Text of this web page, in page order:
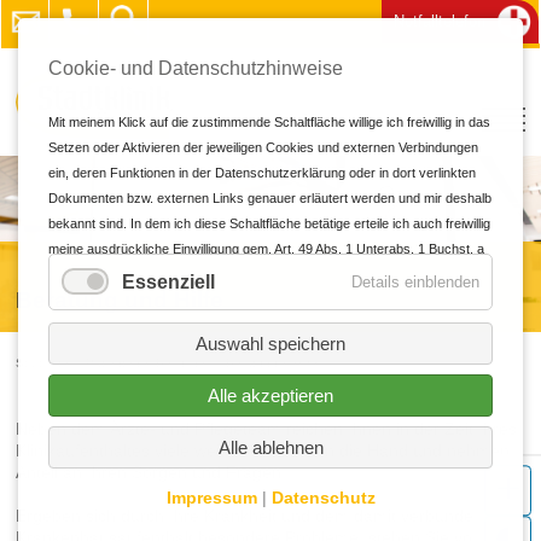
Notfalltelefon
Beratung
Startseite Patienten & Besucher Beratung & Hilfe
Neben dem Ärzte- und Pflegeteam reichen Ihnen in der Zeit Ihres
Klinikaufenthaltes viele weitere Menschen die Hand und nehmen
Anteil an Ihren Sorgen und Fragen.
Ergeben sich durch Ihre Krankheit und dem damit verbundenen
Krankenhausaufenthalt besondere Probleme, stehen Sie vor
Cookie- und Datenschutzhinweise
Mit meinem Klick auf die zustimmende Schaltfläche willige ich freiwillig in das
Setzen oder Aktivieren der jeweiligen Cookies und externen Verbindungen
ein, deren Funktionen in der Datenschutzerklärung oder in dort verlinkten
Dokumenten bzw. externen Links genauer erläutert werden und mir deshalb
bekannt sind. In dem ich diese Schaltfläche betätige erteile ich auch freiwillig
meine ausdrückliche Einwilligung gem. Art. 49 Abs. 1 Unterabs. 1 Buchst. a
DS-GVO in personalisierte Werbung und für andere Datenübermittlungen in
Drittländer zu den und durch die in der Datenschutzerklärung genannten
Unternehmen und Zwecke, insbesondere für solche Übermittlungen an
Drittländer für die ein oder kein Angemessenheitsbeschluss der EU/EWR
vorliegt sowie an Unternehmen oder sonstige Stellen, die einem
bestehenden Angemessenheitsbeschluss nicht aufgrund einer
Selbstzertifizierung oder anderer Beitrittskriterien unterfallen, und in denen
oder für die erhebliche Risiken und keine geeigneten Garantien für den
FISA, Executive Order EO12333 und dem CloudAct in den USA). Bei
Essenziell Details einblenden
Auswahl speichern
Alle akzeptieren
Alle ablehnen
Impressum| Datenschutz